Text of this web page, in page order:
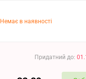
Немає в наявності
Придатний до: